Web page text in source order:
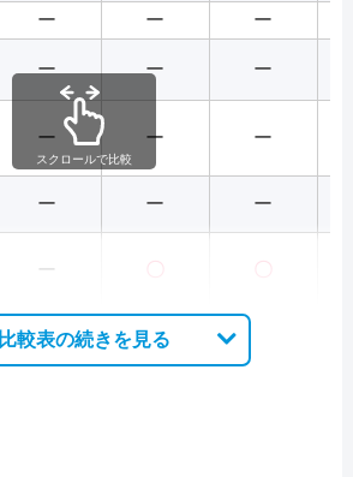
ー ー ー
ー ー ー
ー ー ー
ー ー ー
ー 〇 〇
スクロールで比較
比較表の続きを見る